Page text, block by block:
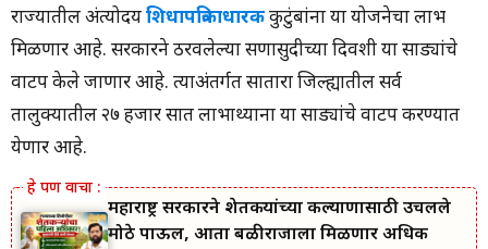
राज्यातील अंत्योदयशिधापत्रिकाधारककुटुंबांना या योजनेचा लाभ
मिळणार आहे. सरकारने ठरवलेल्या सणासुदीच्या दिवशी या साड्यांचे
वाटप केले जाणार आहे. त्याअंतर्गत सातारा जिल्ह्यातील सर्व
तालुक्यातील २७ हजार सात लाभार्थ्यांना या साड्यांचे वाटप करण्यात
येणार आहे.
महाराष्ट्र सरकारने शेतकऱ्यांच्या कल्याणासाठी उचलले
मोठे पाऊल, आता बळीराजाला मिळणार अधिक